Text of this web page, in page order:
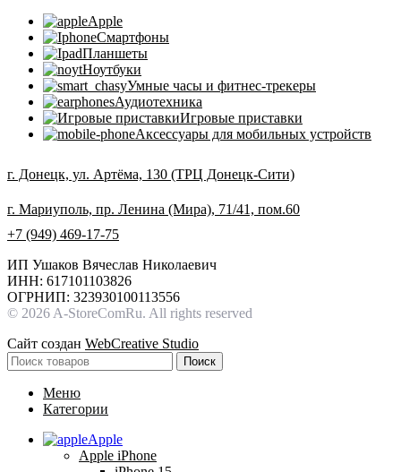
Apple
Смартфоны
Планшеты
Ноутбуки
Умные часы и фитнес-трекеры
Аудиотехника
Игровые приставки
Аксессуары для мобильных устройств
г. Донецк, ул. Артёма, 130 (ТРЦ Донецк-Сити)
г. Мариуполь, пр. Ленина (Мира), 71/41, пом.60
+7 (949) 469-17-75
ИП Ушаков Вячеслав Николаевич
ИНН: 617101103826
ОГРНИП: 323930100113556
© 2026 A-StoreComRu. All rights reserved
Сайт создан WebCreative Studio
Поиск
Меню
Категории
Apple
Apple iPhone